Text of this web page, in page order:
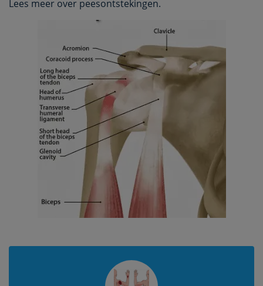
Lees meer over peesontstekingen.